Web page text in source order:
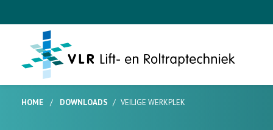
HOME / DOWNLOADS / VEILIGE WERKPLEK